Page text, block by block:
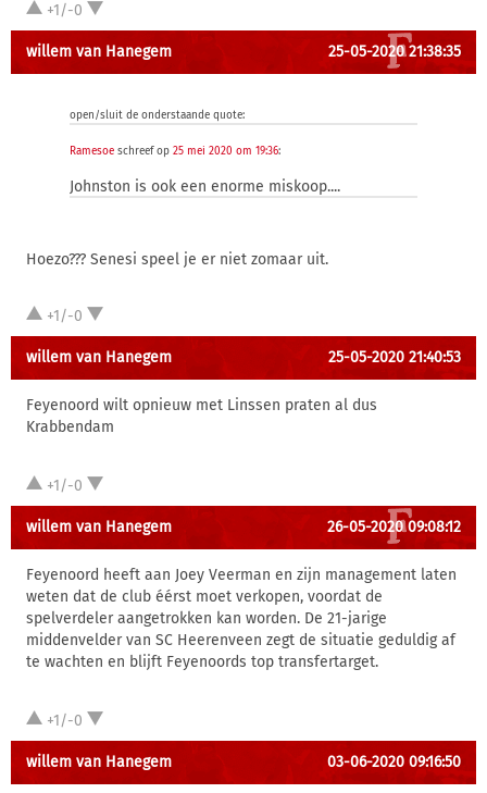
+1/-0
willem van Hanegem 25-05-2020 21:38:35
open/sluit de onderstaande quote:
Ramesoe schreef op 25 mei 2020 om 19:36:
Johnston is ook een enorme miskoop....
Hoezo??? Senesi speel je er niet zomaar uit.
+1/-0
willem van Hanegem 25-05-2020 21:40:53
Feyenoord wilt opnieuw met Linssen praten al dus
Krabbendam
+1/-0
willem van Hanegem 26-05-2020 09:08:12
Feyenoord heeft aan Joey Veerman en zijn management laten
weten dat de club éérst moet verkopen, voordat de
spelverdeler aangetrokken kan worden. De 21-jarige
middenvelder van SC Heerenveen zegt de situatie geduldig af
te wachten en blijft Feyenoords top transfertarget.
+1/-0
willem van Hanegem 03-06-2020 09:16:50